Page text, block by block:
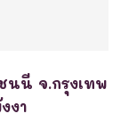
นนี จ.กรุงเทพ
งา